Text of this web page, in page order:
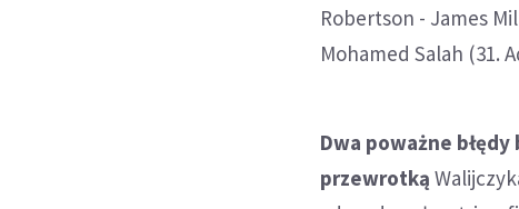
Robertson - James
Mohamed Salah (31.
Dwa poważne
przewrotką